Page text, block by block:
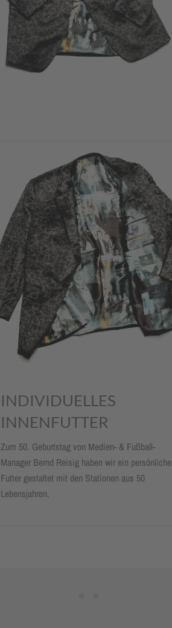
INDIVIDUELLES
INNENFUTTER
Zum 50. Geburtstag von Medien- & Fußball-
Manager Bernd Reisig haben wir ein
Futter gestaltet mit den Stationen aus 50
Lebensjahren.